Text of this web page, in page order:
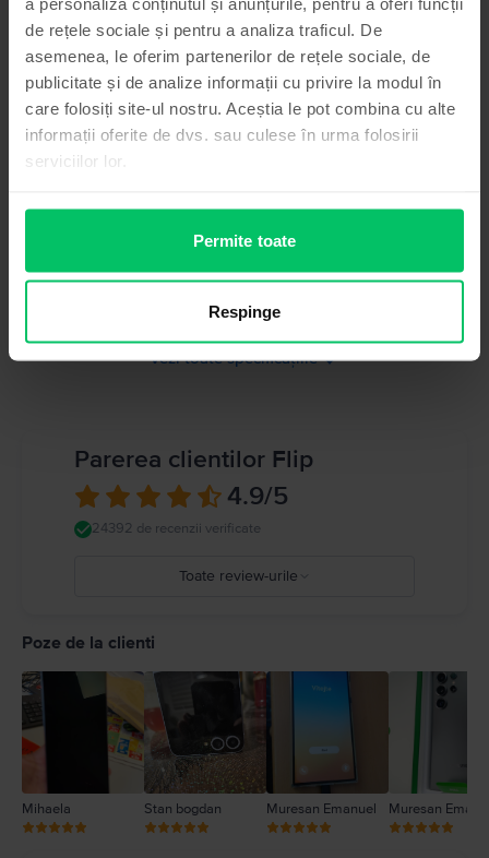
de rețele sociale și pentru a analiza traficul. De
asemenea, le oferim partenerilor de rețele sociale, de
publicitate și de analize informații cu privire la modul în
care folosiți site-ul nostru. Aceștia le pot combina cu alte
informații oferite de dvs. sau culese în urma folosirii
serviciilor lor.
Permite toate
Respinge
Informatii siguranta produs
Informatii producator
Informatii persoana responsabila
Specificații
Brand
Model
Galaxy A5 (2017) Dual Sim
Vezi toate specificațiile
Parerea clientilor Flip
4.9/5
24392 de recenzii verificate
Toate review-urile
2
1
Poze de la clienti
Mihaela Stan bogdan Muresan Emanuel Muresan